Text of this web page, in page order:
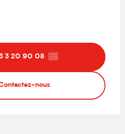
3 20 90 08 ▒▒
nous